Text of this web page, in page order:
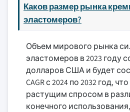
Каков размер рынка
эластомеров?
Объем мирового рынка
эластомеров в 2023 году
долларов США и будет
CAGR с 2024 по 2032 год,
растущим спросом в
конечного